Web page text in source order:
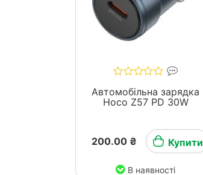
Автомобільна зарядка
Hoco Z57 PD 30W
200.00 ₴ Купити
В наявності